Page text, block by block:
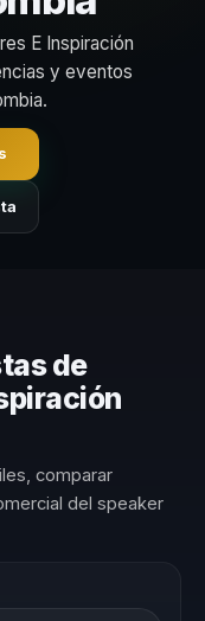
E Inspiración
y eventos
de
comparar
del speaker